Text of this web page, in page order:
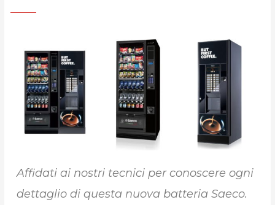
Affidati ai nostri tecnici per conoscere ogni
dettaglio di questa nuova batteria Saeco.